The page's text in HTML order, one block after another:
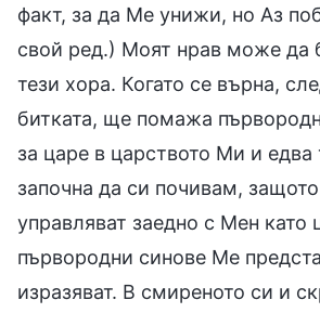
факт, за да Ме унижи, но Аз
свой ред.) Моят нрав може да
тези хора. Когато се върна,
битката, ще помажа
за царе в царството Ми и едва
започна да си почивам,
управляват заедно с Мен като
първородни синове Ме
изразяват. В смиреното си и